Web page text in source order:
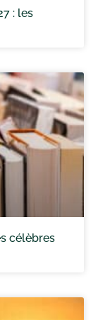
: les
célèbres